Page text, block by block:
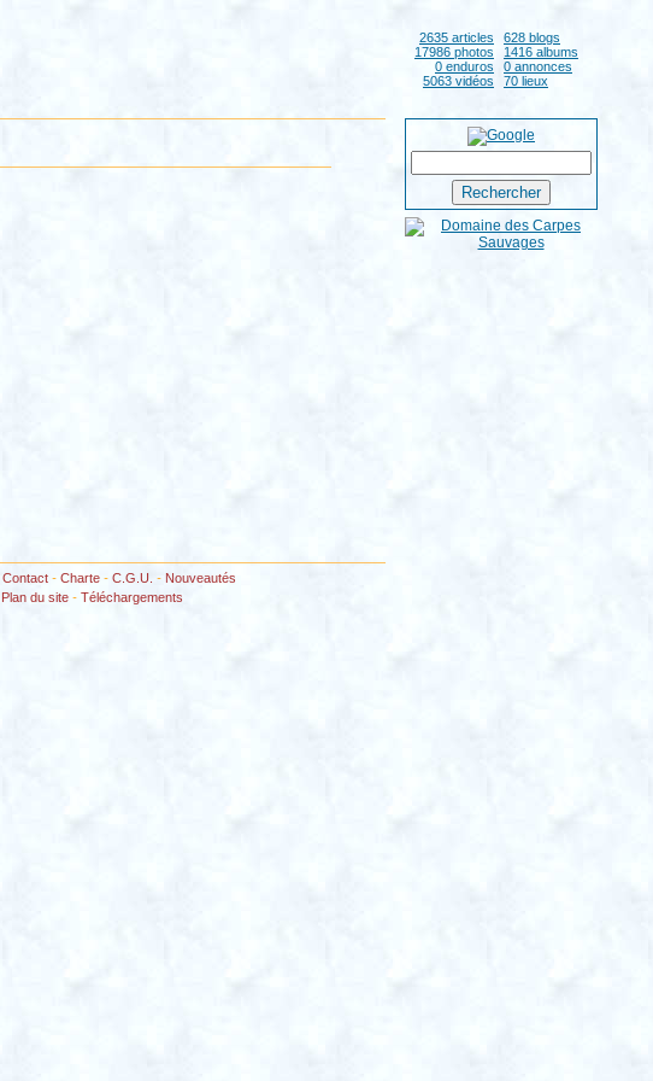
2635 articles
628 blogs
17986 photos
1416 albums
0 enduros
0 annonces
5063 vidéos
70 lieux
Contact- Charte- C.G.U. - Nouveautés
Plan du site - Téléchargements